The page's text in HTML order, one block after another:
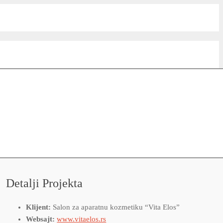
Detalji Projekta
Klijent: Salon za aparatnu kozmetiku “Vita Elos”
Websajt:www.vitaelos.rs